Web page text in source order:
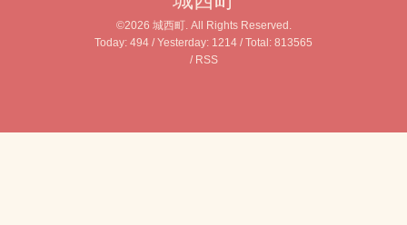
©2026 城西町. All Rights Reserved.
Today: 494 / Yesterday: 1214 / Total: 813565
/ RSS